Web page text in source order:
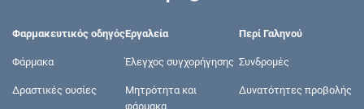
Φαρμακευτικός οδηγός
Φάρμακα
Δραστικές ουσίες
Εργαλεία
Έλεγχος συγχορήγησης
Μητρότητα και
φάρμακα
Περί Γαληνού
Συνδρομές
Δυνατότητες προβολής